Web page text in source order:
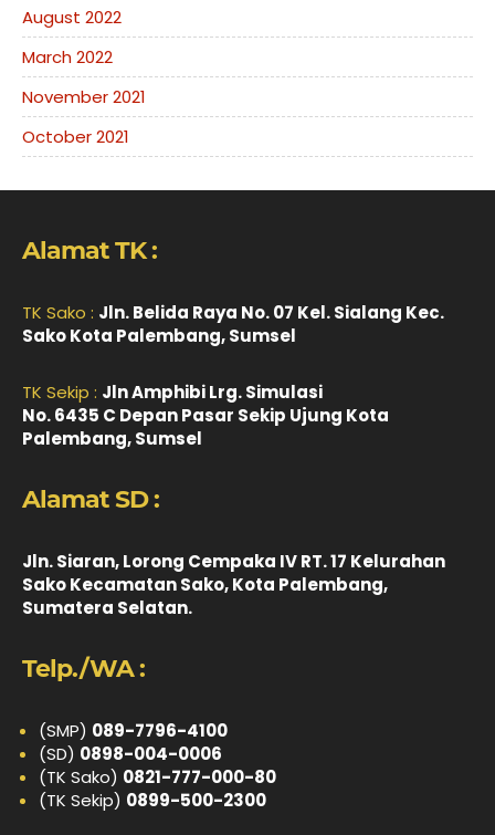
August 2022
March 2022
November 2021
October 2021
Alamat TK :
TK Sako : Jln. Belida Raya No. 07 Kel. Sialang Kec.
Sako Kota Palembang, Sumsel
TK Sekip : Jln Amphibi Lrg. Simulasi
No. 6435 C Depan Pasar Sekip Ujung Kota
Palembang, Sumsel
Alamat SD :
Jln. Siaran, Lorong Cempaka IV RT. 17 Kelurahan
Sako Kecamatan Sako, Kota Palembang,
Sumatera Selatan.
Telp./WA :
(SMP) 089-7796-4100
(SD) 0898-004-0006
(TK Sako) 0821-777-000-80
(TK Sekip) 0899-500-2300